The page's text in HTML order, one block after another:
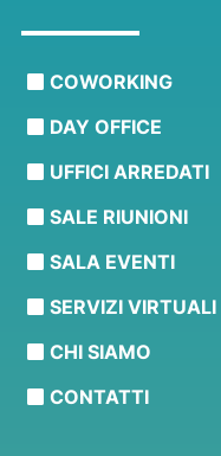
COWORKING
DAY OFFICE
UFFICI ARREDATI
SALE RIUNIONI
SALA EVENTI
SERVIZI VIRTUALI
CHI SIAMO
CONTATTI